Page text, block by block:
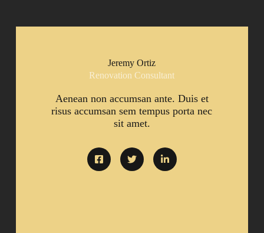
Jeremy Ortiz
Renovation Consultant
Aenean non accumsan ante. Duis et
risus accumsan sem tempus porta nec
sit amet.